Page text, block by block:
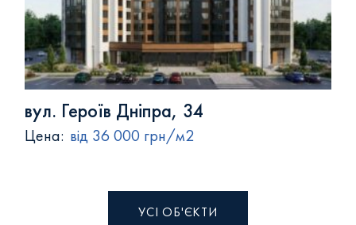
вул. Героїв Дніпра, 34
Цена: від 36 000 грн/м2
УСІ ОБ'ЄКТИ